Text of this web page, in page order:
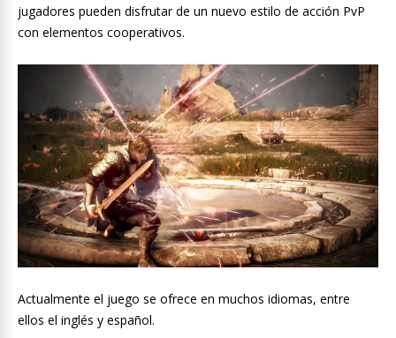
jugadores pueden disfrutar de un nuevo estilo de acción PvP
con elementos cooperativos.
Actualmente el juego se ofrece en muchos idiomas, entre
ellos el inglés y español.